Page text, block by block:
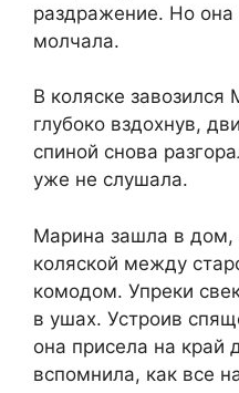
раздражение. Но
молчала.
В коляске
глубоко вздохнув,
спиной снова
уже не слушала.
Марина зашла в дом,
коляской между
комодом. Упреки
в ушах. Устроив
она присела на край
вспомнила, как все